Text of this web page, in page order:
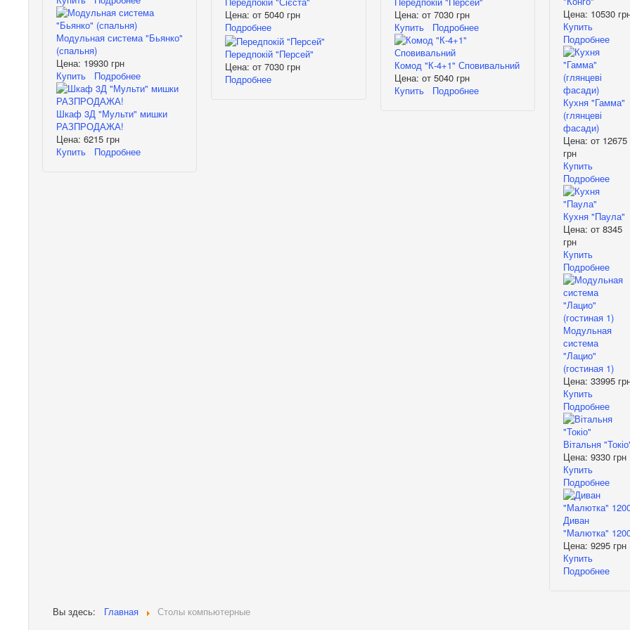
Модульная система "Бьянко"
(спальня)
Цена: 19930 грн
Купить
Подробнее
Шкаф 3Д "Мульти" мишки
РАЗПРОДАЖА!
Цена:6215 грн
Купить
Подробнее
Цена: от5040 грн
Подробнее
Передпокій "Персей"
Цена: от7030 грн
Подробнее
Цена: от 7030 грн
Купить
Подробнее
Комод "К-4+1" Сповивальний
Цена: от 5040 грн
Купить
Подробнее
Цена: 10530
Купить
Подробнее
Кухня "Гамма"
(глянцеві
фасади)
Цена: от 12675
грн
Купить
Подробнее
Кухня "Паула"
Цена: от 8345
грн
Купить
Подробнее
Модульная
система
"Лацио"
(гостиная 1)
Цена: 33995
Купить
Подробнее
Вітальня
Цена: 9330 грн
Купить
Подробнее
Диван
"Малютка"
Цена: 9295 грн
Купить
Подробнее
Вы здесь: Главная Столы компьютерные